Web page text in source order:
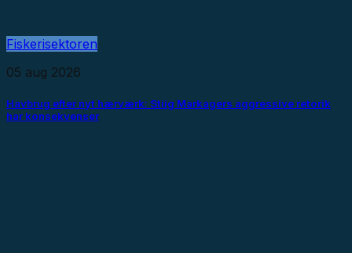
Fiskerisektoren
05 aug 2026
Havbrug efter nyt hærværk: Stiig Markagers aggressive retorik
har konsekvenser